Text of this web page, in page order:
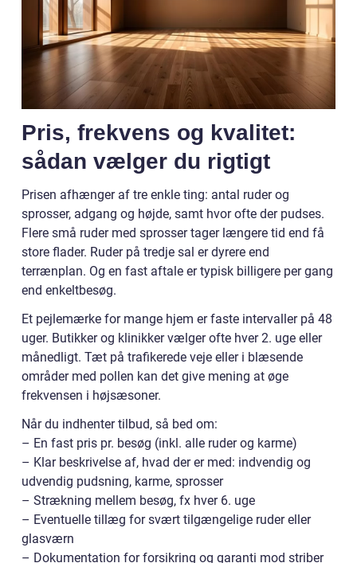
Pris, frekvens og kvalitet:
sådan vælger du rigtigt
Prisen afhænger af tre enkle ting: antal ruder og
sprosser, adgang og højde, samt hvor ofte der pudses.
Flere små ruder med sprosser tager længere tid end få
store flader. Ruder på tredje sal er dyrere end
terrænplan. Og en fast aftale er typisk billigere per gang
end enkeltbesøg.
Et pejlemærke for mange hjem er faste intervaller på 48
uger. Butikker og klinikker vælger ofte hver 2. uge eller
månedligt. Tæt på trafikerede veje eller i blæsende
områder med pollen kan det give mening at øge
frekvensen i højsæsoner.
Når du indhenter tilbud, så bed om:
– En fast pris pr. besøg (inkl. alle ruder og karme)
– Klar beskrivelse af, hvad der er med: indvendig og
udvendig pudsning, karme, sprosser
– Strækning mellem besøg, fx hver 6. uge
– Eventuelle tillæg for svært tilgængelige ruder eller
glasværn
– Dokumentation for forsikring og garanti mod striber